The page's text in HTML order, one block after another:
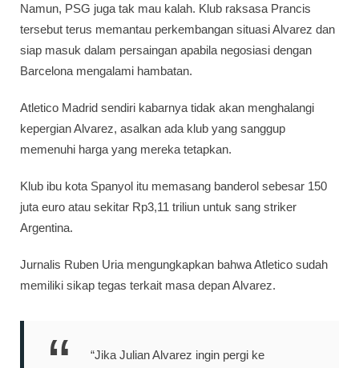
Namun, PSG juga tak mau kalah. Klub raksasa Prancis
tersebut terus memantau perkembangan situasi Alvarez dan
siap masuk dalam persaingan apabila negosiasi dengan
Barcelona mengalami hambatan.
Atletico Madrid sendiri kabarnya tidak akan menghalangi
kepergian Alvarez, asalkan ada klub yang sanggup
memenuhi harga yang mereka tetapkan.
Klub ibu kota Spanyol itu memasang banderol sebesar 150
juta euro atau sekitar Rp3,11 triliun untuk sang striker
Argentina.
Jurnalis Ruben Uria mengungkapkan bahwa Atletico sudah
memiliki sikap tegas terkait masa depan Alvarez.
“Jika Julian Alvarez ingin pergi ke